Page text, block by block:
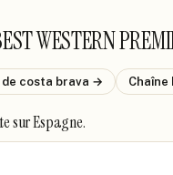
WESTERN
costa brava → Chaîne
sur Espagne.